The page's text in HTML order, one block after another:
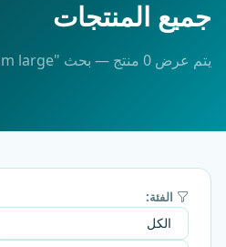
جميع المنتجات
يتم عرض 0 منتج — بحث "hunerli broom large"
الفئة: